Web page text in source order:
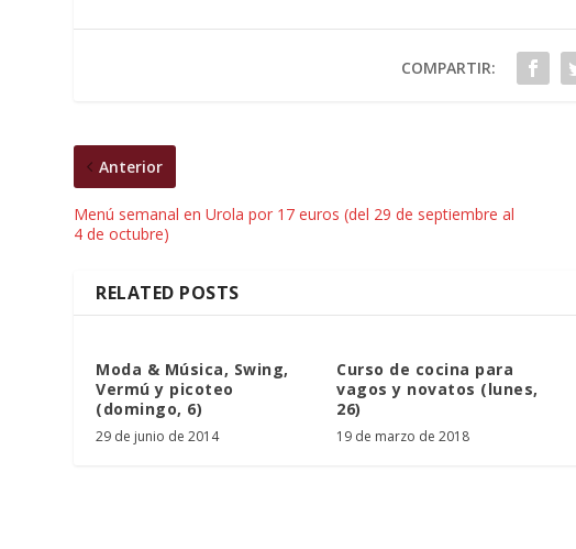
COMPARTIR:
Anterior
Menú semanal en Urola por 17 euros (del 29 de septiembre al
4 de octubre)
RELATED POSTS
Moda & Música, Swing,
Vermú y picoteo
(domingo, 6)
29 de junio de 2014
Curso de cocina para
vagos y novatos (lunes,
26)
19 de marzo de 2018